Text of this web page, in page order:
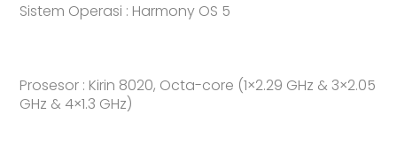
Sistem Operasi : Harmony OS 5
Prosesor : Kirin 8020, Octa-core (1×2.29 GHz & 3×2.05
GHz & 4×1.3 GHz)